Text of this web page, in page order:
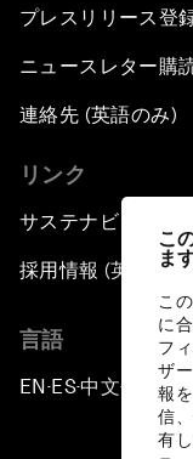
こ
ま
こ
に
フ
ザ
報
信
有
プレスリリース登
ニュースレター購
連絡先 (英語のみ)
リンク
サステナビリティ
採用情報 (英語のみ)
言語
EN ▪ ES▪中文▪ 日本語